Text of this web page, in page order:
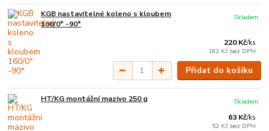
KGB nastavitelné koleno s kloubem
160/0° -90°
220 Kč/ks
182 Kč bez DPH
Skladem
Přidat do košíku
HT/KG montážní mazivo 250 g
63 Kč/ks
52 Kč bez DPH
Skladem